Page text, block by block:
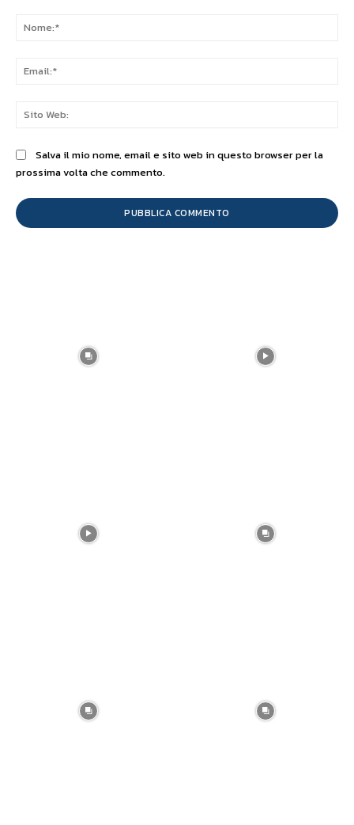
Salva il mio nome, email e sito web in questo browser per la
prossima volta che commento.